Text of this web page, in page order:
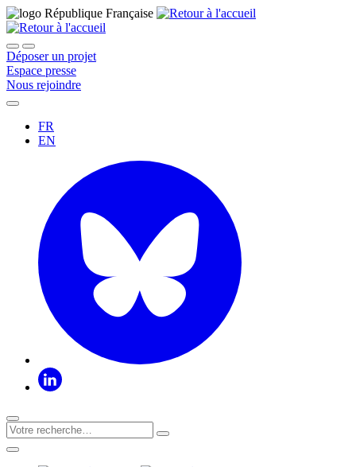
Déposer un projet
Espace presse
Nous rejoindre
FR
EN